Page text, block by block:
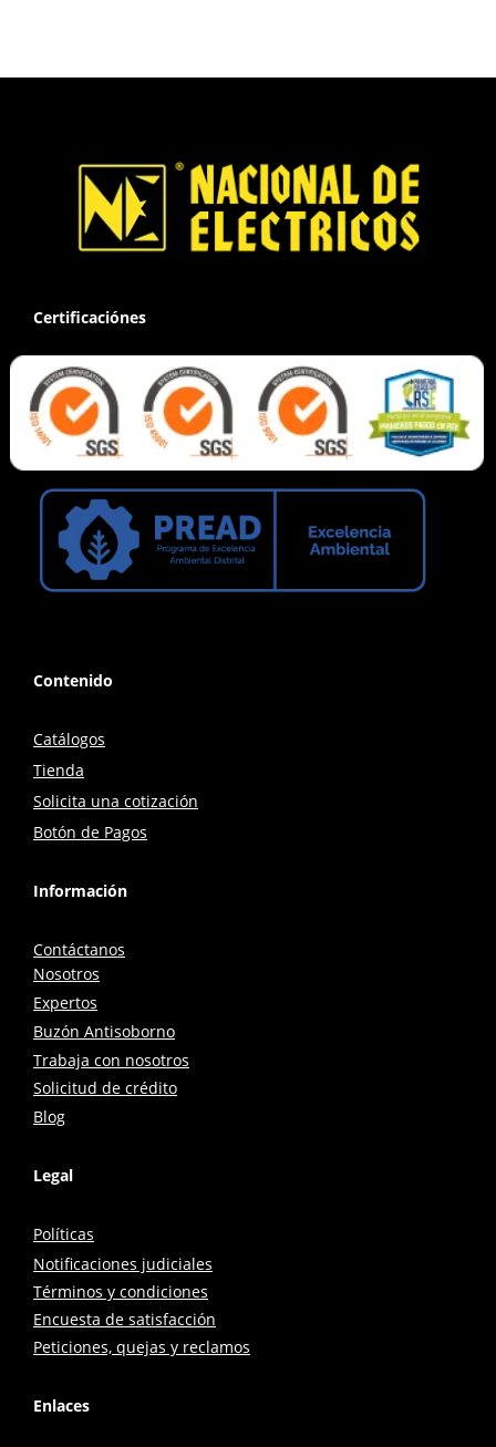
Certificaciónes
Contenido
Catálogos
Tienda
Solicita una cotización
Botón de Pagos
Información
Contáctanos
Nosotros
Expertos
Buzón Antisoborno
Trabaja con nosotros
Solicitud de crédito
Blog
Legal
Políticas
Notificaciones judiciales
Términos y condiciones
Encuesta de satisfacción
Peticiones, quejas y reclamos
Enlaces